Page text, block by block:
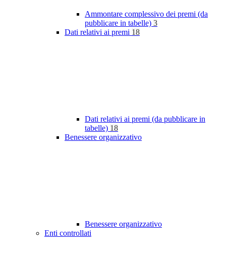
Ammontare complessivo dei premi (da
pubblicare in tabelle) 3
Dati relativi ai premi 18
Dati relativi ai premi (da pubblicare in
tabelle) 18
Benessere organizzativo
Benessere organizzativo
Enti controllati